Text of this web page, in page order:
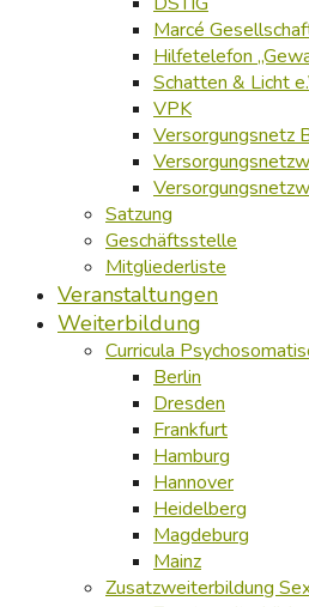
Marcé
Hilfetelefon
Schatten & Licht
VPK
Versorgungsnetz
Satzung
Geschäftsstelle
Mitgliederliste
Veranstaltungen
Weiterbildung
Curricula
Berlin
Dresden
Frankfurt
Hamburg
Hannover
Heidelberg
Magdeburg
Mainz
Zusatzweiterbildung